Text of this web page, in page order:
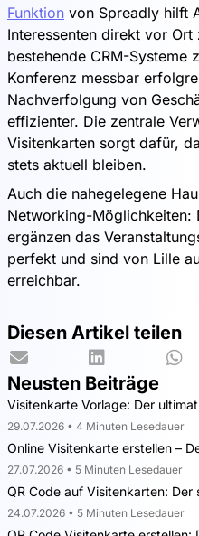
Funktion von Spreadly hilft
Interessenten direkt vor
bestehende CRM-Systeme
Konferenz messbar
Nachverfolgung von
effizienter. Die zentrale
Visitenkarten sorgt dafür,
stets aktuell bleiben.
Auch die nahegelegene
Networking-Möglichkeiten:
ergänzen das
perfekt und sind von Lille
erreichbar.
Diesen Artikel teilen
Neusten Beiträge
Visitenkarte Vorlage: Der
29.07.2026 • 4 Minuten Lesedauer
Online Visitenkarte erstellen –
27.07.2026 • 5 Minuten Lesedauer
QR Code auf Visitenkarten:
24.07.2026 • 5 Minuten Lesedauer